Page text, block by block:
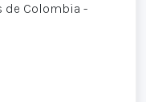
de Colombia -